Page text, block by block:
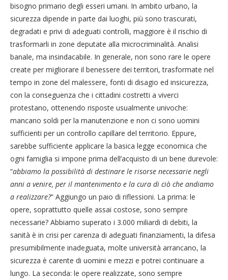
bisogno primario degli esseri umani. In ambito urbano, la
sicurezza dipende in parte dai luoghi, più sono trascurati,
degradati e privi di adeguati controlli, maggiore è il rischio di
trasformarli in zone deputate alla microcriminalità. Analisi
banale, ma insindacabile. In generale, non sono rare le opere
create per migliorare il benessere dei territori, trasformate nel
tempo in zone del malessere, fonti di disagio ed insicurezza,
con la conseguenza che i cittadini costretti a viverci
protestano, ottenendo risposte usualmente univoche:
mancano soldi per la manutenzione e non ci sono uomini
sufficienti per un controllo capillare del territorio. Eppure,
sarebbe sufficiente applicare la basica legge economica che
ogni famiglia si impone prima dell’acquisto di un bene durevole:
“abbiamo la possibilità di destinare le risorse necessarie negli
anni a venire, per il mantenimento e la cura di ciò che andiamo
a realizzare?” Aggiungo un paio di riflessioni. La prima: le
opere, soprattutto quelle assai costose, sono sempre
necessarie? Abbiamo superato i 3.000 miliardi di debiti, la
sanità è in crisi per carenza di adeguati finanziamenti, la difesa
presumibilmente inadeguata, molte università arrancano, la
sicurezza è carente di uomini e mezzi e potrei continuare a
lungo. La seconda: le opere realizzate, sono sempre